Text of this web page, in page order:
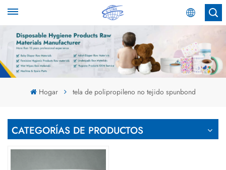
Español
English
Hogar tela de polipropileno no tejido spunbond
CATEGORÍAS DE PRODUCTOS